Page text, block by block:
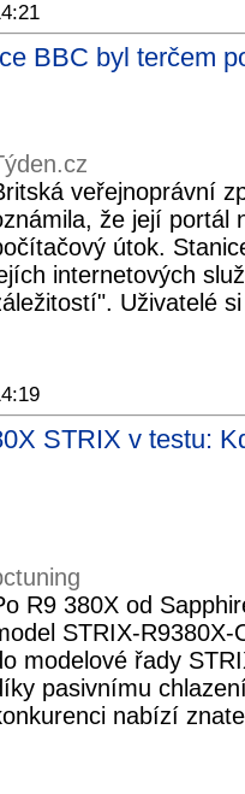
BBC byl terčem
veřejnoprávní
že její portál
útok.
internetových
Uživatelé
STRIX v testu:
R9 380X od
STRIX-
modelové řady
pasivnímu
nabízí